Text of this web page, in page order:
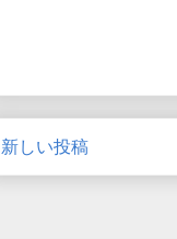
新しい投稿